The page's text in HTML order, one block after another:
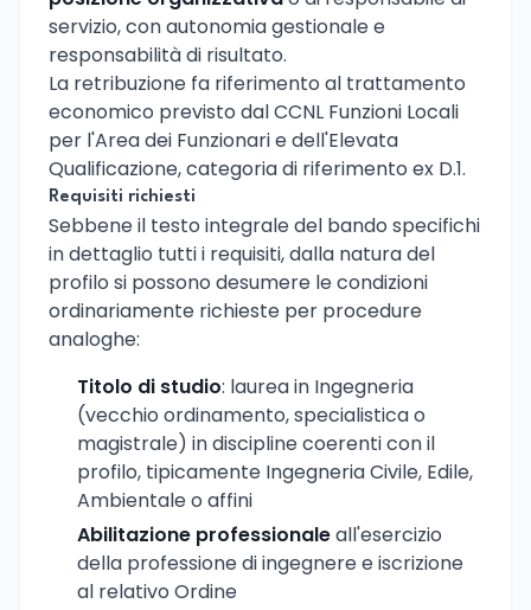
servizio, con autonomia gestionale e
responsabilità di risultato.
La retribuzione fa riferimento al trattamento
economico previsto dal CCNL Funzioni Locali
per l'Area dei Funzionari e dell'Elevata
Qualificazione, categoria di riferimento ex D.1.
Requisiti richiesti
Sebbene il testo integrale del bando specifichi
in dettaglio tutti i requisiti, dalla natura del
profilo si possono desumere le condizioni
ordinariamente richieste per procedure
analoghe:
Titolo di studio: laurea in Ingegneria
(vecchio ordinamento, specialistica o
magistrale) in discipline coerenti con il
profilo, tipicamente Ingegneria Civile, Edile,
Ambientale o affini
Abilitazione professionaleall'esercizio
della professione di ingegnere e iscrizione
al relativo Ordine